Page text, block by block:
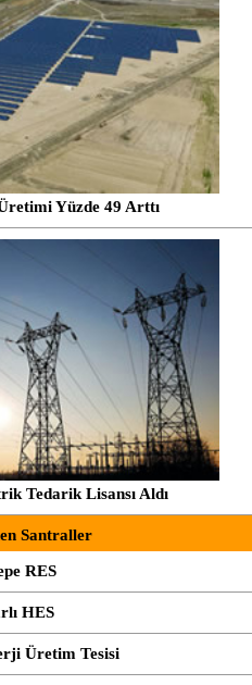
Yüzde 49 Arttı
Tedarik Lisansı Aldı
Santraller
RES
HES
Üretim Tesisi